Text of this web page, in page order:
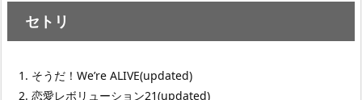
セトリ
そうだ！We’re ALIVE(updated)
恋愛レボリューション21(updated)